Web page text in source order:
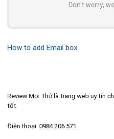
Don't worry,
How to add Email box
Review Mọi Thứ là trang web uy tín
tốt.
Điện thoại: 0984.206.571